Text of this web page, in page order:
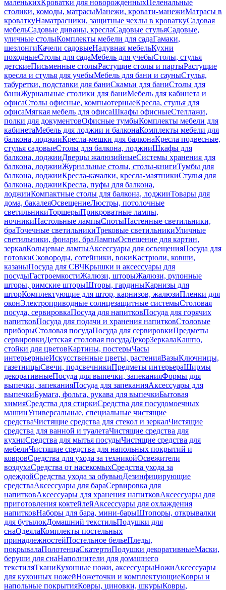
маленькихКроватки для новорожденныхПеленальные
столики, комоды, матрасыМанежи, кровати-манежиМатрасы в
кроваткуНаматрасники, защитные чехлы в кроваткуСадовая
мебельСадовые диваны, креслаСадовые стульяСадовые,
уличные столыКомплекты мебели для садаГамаки,
шезлонгиКачели садовыеНадувная мебельКухни
походныеСтолы для садаМебель для учебыСтолы, стулья
детскиеПисьменные столыРастущие столы и партыРастущие
кресла и стулья для учебыМебель для бани и сауныСтулья,
табуретки, подставки для баниСкамьи для баниСтолы для
баниЖурнальные столики для баниМебель для кабинета и
офисаСтолы офисные, компьютерныеКресла, стулья для
офисаМягкая мебель для офисаШкафы офисныеСтеллажи,
полки для документовОфисные тумбыКомплекты мебели для
кабинетаМебель для лоджии и балконаКомплекты мебели для
балкона, лоджииКресла-мешки для балконаКресла подвесные,
стулья садовыеСтолы для балкона, лоджииШкафы для
балкона, лоджииДверцы жалюзийныеСистемы хранения для
балкона, лоджииЖурнальные столы, столы-книгиТумбы для
балкона, лоджииКресла-качалки, кресла-маятникиСтулья для
балкона, лоджииКресла, пуфы для балкона,
лоджииКомпактные столы для балкона, лоджииТовары для
дома, бакалеяОсвещениеЛюстры, потолочные
светильникиТоршерыПрикроватные лампы,
ночникиНастольные лампыСпотыНастенные светильники,
браТочечные светильникиТрековые светильникиУличные
светильники, фонари, браЛампыОсвещение для картин,
зеркалКольцевые лампыАксессуары для освещенияПосуда для
готовкиСковороды, сотейники, вокиКастрюли, ковши,
казаныПосуда для СВЧКрышки и аксессуары для
посудыГастроемкостиЖалюзи, шторыЖалюзи, рулонные
шторы, римские шторыШторы, гардиныКарнизы для
шторКомплектующие для штор, карнизов, жалюзиПленки для
оконЭлектроприводные солнцезащитные системыСтоловая
посуда, сервировкаПосуда для напитковПосуда для горячих
напитковПосуда для подачи и хранения напитковСтоловые
приборыСтоловая посудаПосуда для сервировкиПредметы
сервировкиДетская столовая посудаДекорЗеркалаКашпо,
стойки для цветовКартины, постерыЧасы
интерьерныеИскусственные цветы, растенияВазыКлючницы,
газетницыСвечи, подсвечникиПредметы интерьераШирмы
декоративныеПосуда для выпечки, запеканияФормы для
выпечки, запеканияПосуда для запеканияАксессуары для
выпечкиБумага, фольга, рукава для выпечкиБытовая
химияСредства для стиркиСредства для посудомоечных
машинУниверсальные, специальные чистящие
средстваЧистящие средства для стекол и зеркалЧистящие
средства для ванной и туалетаЧистящие средства для
кухниСредства для мытья посудыЧистящие средства для
мебелиЧистящие средства для напольных покрытий и
ковровСредства для ухода за техникойОсвежители
воздухаСредства от насекомыхСредства ухода за
одеждойСредства ухода за обувьюДезинфицирующие
средстваАксессуары для бараСервировка для
напитковАксессуары для хранения напитковАксессуары для
приготовления коктейлейАксессуары для охлаждения
напитковНаборы для бара, мини-барыШтопоры, открывалки
для бутылокДомашний текстильПодушки для
снаОдеялаКомплекты постельных
принадлежностейПостельное бельеПледы,
покрывалаПолотенцаСкатертиПодушки декоративныеМаски,
беруши для снаНаполнители для домашнего
текстиляТканиКухонные ножи, аксессуарыНожиАксессуары
для кухонных ножейНожеточки и комплектующиеКовры и
напольные покрытияКовры, циновки, шкурыКовры,